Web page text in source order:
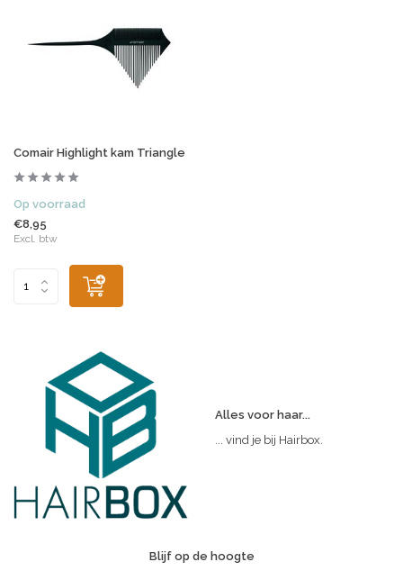
Comair Highlight kam Triangle
Op voorraad
€8,95
Excl. btw
Alles voor haar...
... vind je bij Hairbox.
Blijf op de hoogte